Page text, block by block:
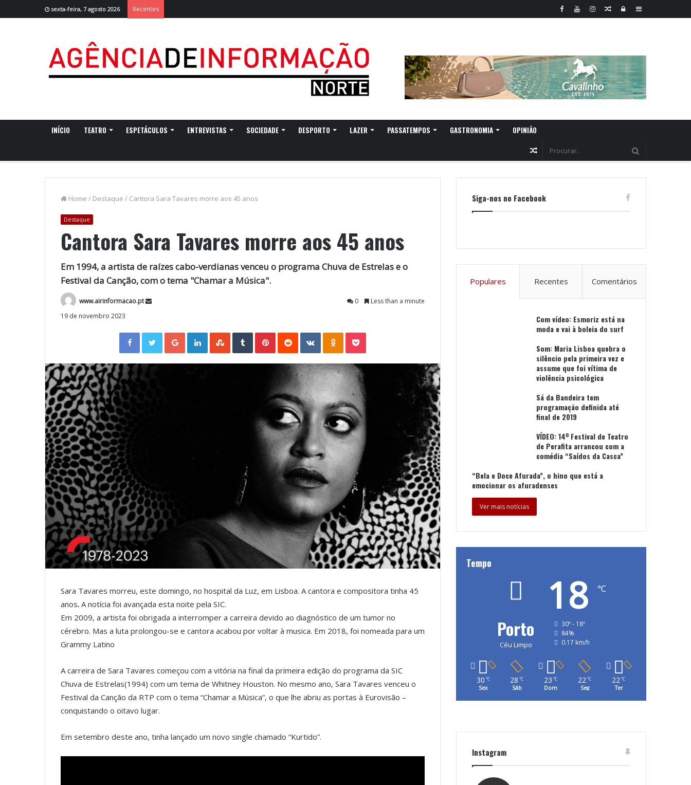
sexta-feira, 7 agosto 2026 Recentes Sidebar
Log
Random
INÍCIO TEATRO ESPETÁCULOS ENTREVISTAS SOCIEDADE DESPORTO LAZER PASSATEMPOS GASTRONOMIA OPINIÃO
Random
Home / Destaque / Cantora Sara Tavares morre aos 45 anos
Destaque
Cantora Sara Tavares morre aos 45 anos
Em 1994, a artista de raízes cabo-verdianas venceu o programa Chuva de Estrelas e o
Festival da Canção, com o tema "Chamar a Música".
www.airinformacao.pt 0
Less than a minute
19 de novembro 2023
Facebook Twitter Google+ LinkedIn StumbleUpon Tumblr VKontakte
Sara Tavares morreu, este domingo, no hospital da Luz, em Lisboa. A cantora e compositora tinha 45
anos. A notícia foi avançada esta noite pela SIC.
Em 2009, a artista foi obrigada a interromper a carreira devido ao diagnóstico de um tumor no
cérebro. Mas a luta prolongou-se e cantora acabou por voltar à musica. Em 2018, foi nomeada para um
Grammy Latino
A carreira de Sara Tavares começou com a vitória na final da primeira edição do programa da SIC
Chuva de Estrelas(1994) com um tema de Whitney Houston. No mesmo ano, Sara Tavares venceu o
Festival da Canção da RTP com o tema “Chamar a Música”, o que lhe abriu as portas à Eurovisão –
conquistando o oitavo lugar.
Em setembro deste ano, tinha lançado um novo single chamado “Kurtido”.
Siga-nos no Facebook
Populares Recentes Comentários
Com vídeo: Esmoriz está na
moda e vai à boleia do surf
Som: Maria Lisboa quebra o
silêncio pela primeira vez e
assume que foi vítima de
violência psicológica
Sá da Bandeira tem
programação definida até
final de 2019
VÍDEO: 14º Festival de Teatro
de Perafita arrancou com a
comédia “Saídos da Casca”
“Bela e Doce Afurada”, o hino que está a
emocionar os afuradenses
Ver mais notícias
Tempo
Porto
Céu Limpo
18 ℃
30º - 18º
84%
0.17 km/h
30 ℃
Sex
28 ℃
Sáb
23 ℃
Dom
22℃
Seg
22℃
Ter
Instagram